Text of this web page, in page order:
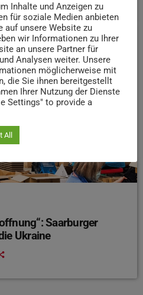
Saarburger
Ukraine
Inhalte und Anzeigen zu
für soziale Medien anbieten
auf unsere Website zu
wir Informationen zu Ihrer
an unsere Partner für
Analysen weiter. Unsere
möglicherweise mit
die Sie ihnen bereitgestellt
Ihrer Nutzung der Dienste
Settings" to provide a
All